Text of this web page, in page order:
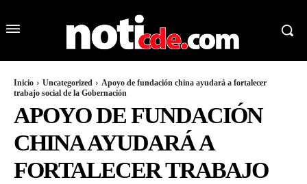
Inicio Uncategorized
Apoyo de fundación china ayudará a fortalecer
trabajo social de la Gobernación
APOYO DE FUNDACIÓN
CHINA AYUDARÁ A
FORTALECER TRABAJO